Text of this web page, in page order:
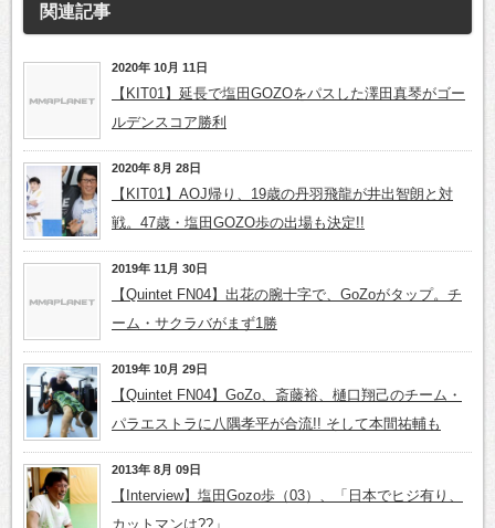
関連記事
2020年 10月 11日
【KIT01】延長で塩田GOZOをパスした澤田真琴がゴー
ルデンスコア勝利
2020年 8月 28日
【KIT01】AOJ帰り、19歳の丹羽飛龍が井出智朗と対
戦。47歳・塩田GOZO歩の出場も決定!!
2019年 11月 30日
【Quintet FN04】出花の腕十字で、GoZoがタップ。チ
ーム・サクラバがまず1勝
2019年 10月 29日
【Quintet FN04】GoZo、斎藤裕、樋口翔己のチーム・
パラエストラに八隅孝平が合流!! そして本間祐輔も
2013年 8月 09日
【Interview】塩田Gozo歩（03）、「日本でヒジ有り、
カットマンは??」